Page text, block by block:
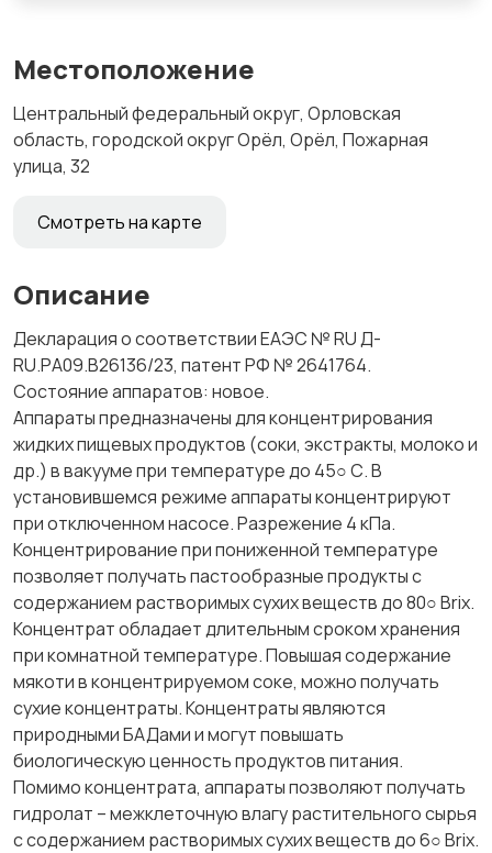
Местоположение
Центральный федеральный округ, Орловская
область, городской округ Орёл, Орёл, Пожарная
улица, 32
Смотреть на карте
Описание
Декларация о соответствии ЕАЭС № RU Д-
RU.РА09.В26136/23, патент РФ № 2641764.
Состояние аппаратов: новое.
Аппараты предназначены для концентрирования
жидких пищевых продуктов (соки, экстракты, молоко и
др.) в вакууме при температуре до 45○ С. В
установившемся режиме аппараты концентрируют
при отключенном насосе. Разрежение 4 кПа.
Концентрирование при пониженной температуре
позволяет получать пастообразные продукты с
содержанием растворимых сухих веществ до 80○ Brix.
Концентрат обладает длительным сроком хранения
при комнатной температуре. Повышая содержание
мякоти в концентрируемом соке, можно получать
сухие концентраты. Концентраты являются
природными БАДами и могут повышать
биологическую ценность продуктов питания.
Помимо концентрата, аппараты позволяют получать
гидролат – межклеточную влагу растительного сырья
с содержанием растворимых сухих веществ до 6○ Brix.